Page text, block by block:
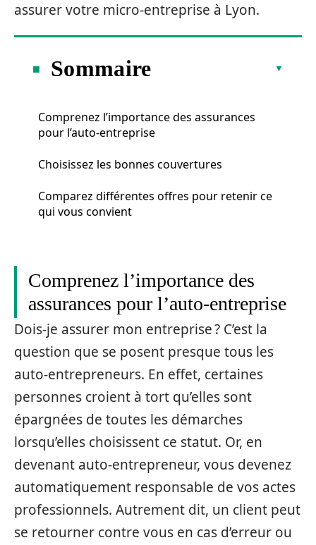
assurer votre micro-entreprise à Lyon.
Sommaire
Comprenez l’importance des assurances
pour l’auto-entreprise
Choisissez les bonnes couvertures
Comparez différentes offres pour retenir ce
qui vous convient
Comprenez l’importance des
assurances pour l’auto-entreprise
Dois-je assurer mon entreprise ? C’est la
question que se posent presque tous les
auto-entrepreneurs. En effet, certaines
personnes croient à tort qu’elles sont
épargnées de toutes les démarches
lorsqu’elles choisissent ce statut. Or, en
devenant auto-entrepreneur, vous devenez
automatiquement responsable de vos actes
professionnels. Autrement dit, un client peut
se retourner contre vous en cas d’erreur ou